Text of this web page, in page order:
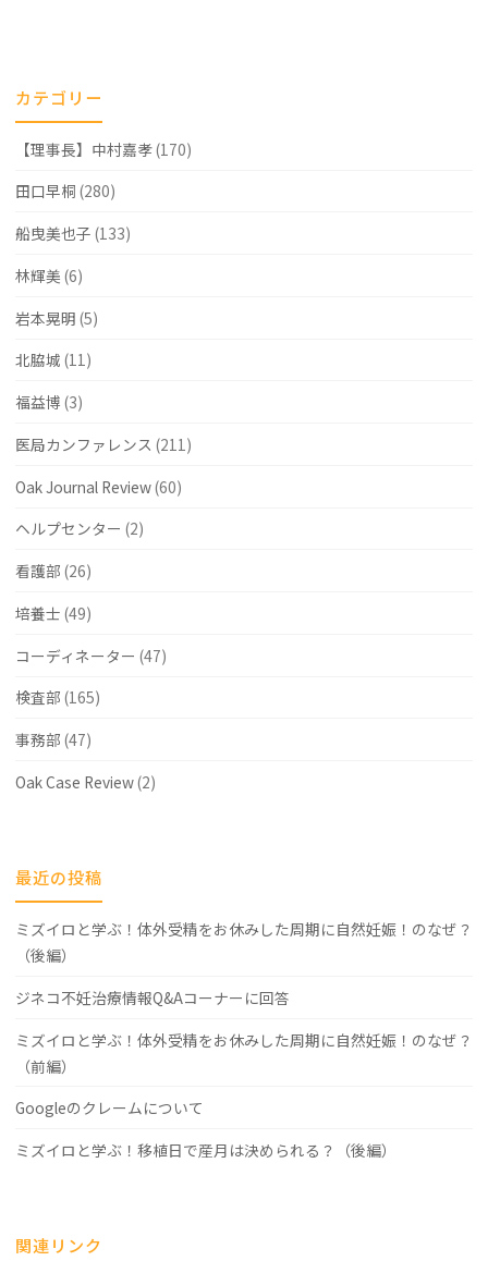
カテゴリー
【理事長】中村嘉孝(170)
田口早桐 (280)
船曳美也子 (133)
林輝美 (6)
岩本晃明 (5)
北脇城 (11)
福益博 (3)
医局カンファレンス (211)
Oak Journal Review(60)
ヘルプセンター (2)
看護部 (26)
培養士 (49)
コーディネーター (47)
検査部 (165)
事務部 (47)
Oak Case Review(2)
最近の投稿
ミズイロと学ぶ！体外受精をお休みした周期に自然妊娠！のなぜ？
（後編）
ジネコ不妊治療情報Q&Aコーナーに回答
ミズイロと学ぶ！体外受精をお休みした周期に自然妊娠！のなぜ？
（前編）
Googleのクレームについて
ミズイロと学ぶ！移植日で産月は決められる？（後編）
関連リンク